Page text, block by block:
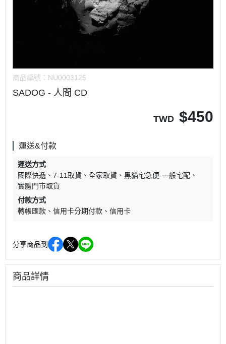
商品編號： NU0003125
SADOG - 人間 CD
TWD $450
運送&付款
運送方式
國際快遞
7-11取貨 全家取貨
黑貓宅急便-一般宅配
實體門市取貨
付款方式
轉帳匯款
信用卡分期付款 信用卡
分享商品到
商品詳情